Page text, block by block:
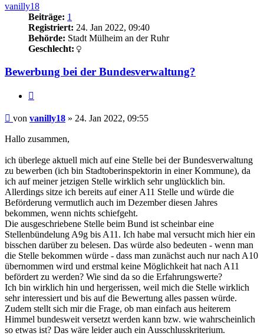
vanilly18
Beiträge: 1
Registriert: 24. Jan 2022, 09:40
Behörde: Stadt Mülheim an der Ruhr
Geschlecht:
Bewerbung bei der Bundesverwaltung?
Beitrag
von vanilly18 » 24. Jan 2022, 09:55
Hallo zusammen,
ich überlege aktuell mich auf eine Stelle bei der Bundesverwaltung
zu bewerben (ich bin Stadtoberinspektorin in einer Kommune), da
ich auf meiner jetzigen Stelle wirklich sehr unglücklich bin.
Allerdings sitze ich bereits auf einer A11 Stelle und würde die
Beförderung vermutlich auch im Dezember diesen Jahres
bekommen, wenn nichts schiefgeht.
Die ausgeschriebene Stelle beim Bund ist scheinbar eine
Stellenbündelung A9g bis A11. Ich habe mal versucht mich hier ein
bisschen darüber zu belesen. Das würde also bedeuten - wenn man
die Stelle bekommen würde - dass man zunächst auch nur nach A10
übernommen wird und erstmal keine Möglichkeit hat nach A11
befördert zu werden? Wie sind da so die Erfahrungswerte?
Ich bin wirklich hin und hergerissen, weil mich die Stelle wirklich
sehr interessiert und bis auf die Bewertung alles passen würde.
Zudem stellt sich mir die Frage, ob man einfach aus heiterem
Himmel bundesweit versetzt werden kann bzw. wie wahrscheinlich
so etwas ist? Das wäre leider auch ein Ausschlusskriterium.